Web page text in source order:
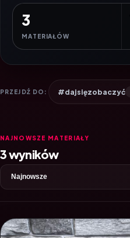
3
MATERIAŁÓW
PRZEJDŹ DO: #dajsięzobaczyć
NAJNOWSZE MATERIAŁY
3 wyników